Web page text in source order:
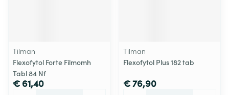
Tilman
Flexofytol Forte Filmomh
Tabl 84 Nf
€ 61,40
Tilman
Flexofytol Plus 182 tab
€ 76,90